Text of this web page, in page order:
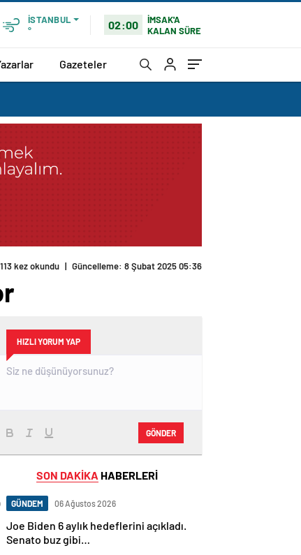
İSTANBUL
°
02:00
İMSAK'A
KALAN SÜRE
Gazeteler
113 kez okundu | Güncelleme: 8 Şubat 2025 05:36
HIZLI YORUM YAP
GÖNDER
SON DAKİKA HABERLERİ
GÜNDEM 06 Ağustos 2026
Joe Biden 6 aylık hedeflerini açıkladı.
Senato buz gibi…